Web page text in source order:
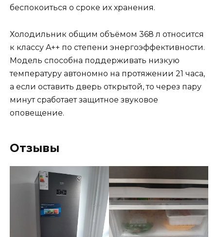
беспокоиться о сроке их хранения.
Холодильник общим объёмом 368 л относится
к классу A++ по степени энергоэффективности.
Модель способна поддерживать низкую
температуру автономно на протяжении 21 часа,
а если оставить дверь открытой, то через пару
минут сработает защитное звуковое
оповещение.
Отзывы